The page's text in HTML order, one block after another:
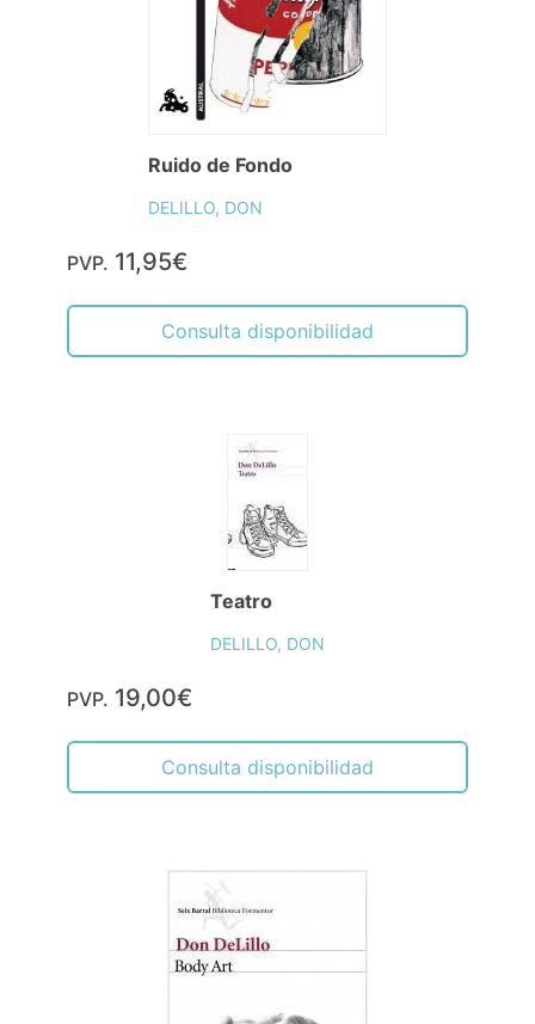
Ruido de Fondo
DELILLO, DON
PVP. 11,95€
Consulta disponibilidad
Teatro
DELILLO, DON
PVP. 19,00€
Consulta disponibilidad